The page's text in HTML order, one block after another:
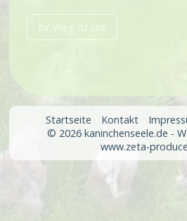
Ihr Weg zu uns
Startseite Kontakt
© 2026 kaninchenseele.de -
www.zeta-